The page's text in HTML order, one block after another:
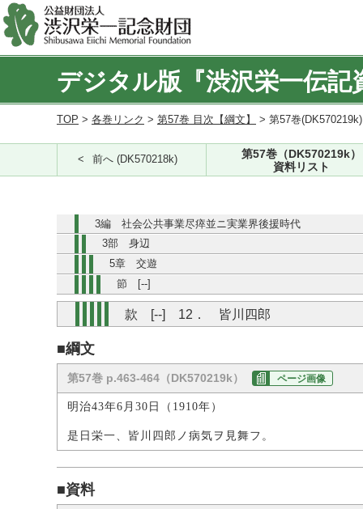
デジタル版『渋沢栄一伝記
TOP > 各巻リンク > 第57巻 目次【綱文】 > 第57巻
前へ (DK570218k)
第57巻（DK570219k）
資料リスト
3編 社会公共事業尽瘁並ニ実業界後援時代
3部 身辺
5章 交遊
節 [--]
款 [--] 12． 皆川四郎
■綱文
第57巻 p.463-464（DK570219k） ページ画像
明治43年6月30日（1910年）
是日栄一、皆川四郎ノ病気ヲ見舞フ。
■資料